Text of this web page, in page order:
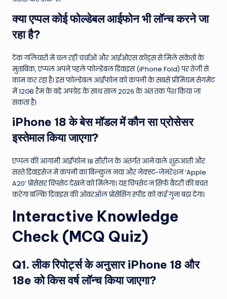
क्या एप्पल कोई फोल्डेबल आईफोन भी लॉन्च करने जा
रहा है?
टेक गलियारों में चल रही चर्चाओं और आईओएस कोड्स से मिले संकेतों के
मुताबिक, एप्पल अपने पहले फोल्डेबल डिवाइस (iPhone Fold) पर तेजी से
काम कर रहा है। इस फोल्डेबल आईफोन को कंपनी के सबसे प्रीमियम सेगमेंट
में 12GB रैम के बड़े अपग्रेड के साथ साल 2026 के अंत तक पेश किया जा
सकता है।
iPhone 18 के बेस मॉडल में कौन सा प्रोसेसर
इस्तेमाल किया जाएगा?
एप्पल की आगामी आईफोन 18 सीरीज के अंतर्गत आने वाले शुरुआती और
सस्ते डिवाइसेज में कंपनी का बिल्कुल नया और नेक्स्ट-जेनरेशन ‘Apple
A20’ प्रोसेसर चिपसेट देखने को मिलेगा। यह चिपसेट न सिर्फ बैटरी की बचत
करेगा बल्कि डिवाइस की ओवरऑल प्रोसेसिंग स्पीड को कई गुना बढ़ा देगा।
Interactive Knowledge
Check (MCQ Quiz)
Q1. लीक रिपोर्ट्स के अनुसार iPhone 18 और
18e को किस वर्ष लॉन्च किया जाएगा?